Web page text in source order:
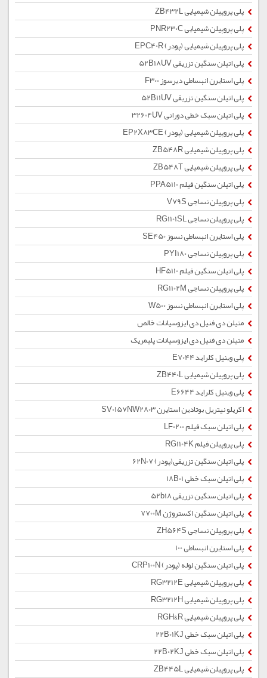
پلی پروپیلن شیمیایی ZB432L
پلی پروپیلن شیمیایی PNR230C
پلی پروپیلن شیمیایی (پودر) EPC40R
پلی اتیلن سنگین تزریقی 52B18UV
پلی استایرن انبساطی دیرسوز F300
پلی اتیلن سنگین تزریقی 52B11UV
پلی اتیلن سبک خطی دورانی 32604UV
پلی پروپیلن شیمیایی (پودر) EP2X83CE
پلی پروپیلن شیمیایی ZB548R
پلی پروپیلن شیمیایی ZB548T
پلی اتیلن سنگین فیلم PPA5110
پلی پروپیلن نساجی V79S
پلی پروپیلن نساجی RG1101SL
پلی استایرن انبساطی نسوز SE450
پلی پروپیلن نساجی PYI180
پلی اتیلن سنگین فیلم HF5110
پلی پروپیلن نساجی RG1102M
پلی استایرن انبساطی نسوز W500
متیلن دی فنیل دی ایزوسیانات خالص
متیلن دی فنیل دی ایزوسیانات پلیمریک
پلی وینیل کلراید E7044
پلی پروپیلن شیمیایی ZB440L
پلی وینیل کلراید E6644
اکریلو نیتریل بوتادین استایرن SV0157NW2803
پلی اتیلن سبک فیلم LF0200
پلی پروپیلن فیلم RG1104K
پلی اتیلن سنگین تزریقی(پودر) 62N07
پلی اتیلن سبک خطی 18B01
پلی اتیلن سنگین تزریقی 52b18
پلی اتیلن سنگین اکستروژن 7700M
پلی پروپیلن نساجی ZH564S
پلی استایرن انبساطی 100
پلی اتیلن سنگین لوله (پودر) CRP100N
پلی پروپیلن شیمیایی RG3212E
پلی پروپیلن شیمیایی RG3212H
پلی پروپیلن شیمیایی RGH&R
پلی اتیلن سبک خطی 22B01KJ
پلی اتیلن سبک خطی 22B02KJ
پلی پروپیلن شیمیایی ZB445L